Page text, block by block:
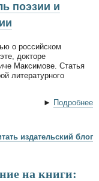
поэзии и
о российском
докторе
Максимове. Статья
литературного
► Подробнее
издательский блог
на книги: